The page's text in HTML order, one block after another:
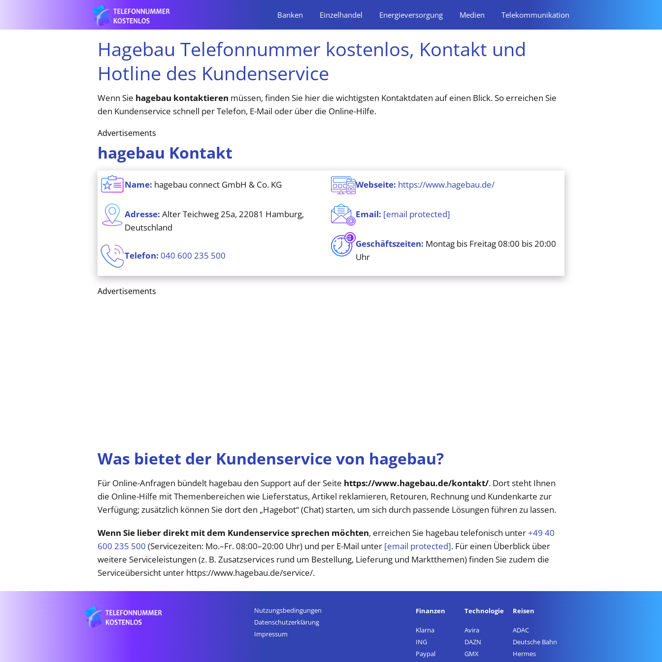
Banken Einzelhandel Energieversorgung Medien Telekommunikation
Hagebau Telefonnummer kostenlos, Kontakt und
Hotline des Kundenservice
Wenn Sie hagebau kontaktieren müssen, finden Sie hier die wichtigsten Kontaktdaten auf einen Blick. So erreichen Sie
den Kundenservice schnell per Telefon, E-Mail oder über die Online-Hilfe.
Advertisements
hagebau Kontakt
Name: hagebau connect GmbH & Co. KG
Adresse: Alter Teichweg 25a, 22081 Hamburg,
Deutschland
Telefon: 040 600 235 500
Webseite: https://www.hagebau.de/
Email: [email protected]
Geschäftszeiten: Montag bis Freitag 08:00 bis 20:00
Uhr
Advertisements
Was bietet der Kundenservice von hagebau?
Für Online-Anfragen bündelt hagebau den Support auf der Seite https://www.hagebau.de/kontakt/. Dort steht Ihnen
die Online-Hilfe mit Themenbereichen wie Lieferstatus, Artikel reklamieren, Retouren, Rechnung und Kundenkarte zur
Verfügung; zusätzlich können Sie dort den „Hagebot“ (Chat) starten, um sich durch passende Lösungen führen zu lassen.
Wenn Sie lieber direkt mit dem Kundenservice sprechen möchten, erreichen Sie hagebau telefonisch unter+49 40
600 235 500 (Servicezeiten: Mo.–Fr. 08:00–20:00 Uhr) und per E-Mail unter [email protected]. Für einen Überblick über
weitere Serviceleistungen (z. B. Zusatzservices rund um Bestellung, Lieferung und Marktthemen) finden Sie zudem die
Serviceübersicht unter https://www.hagebau.de/service/.
Nutzungsbedingungen
Datenschutz­erklärung
Impressum
Finanzen
Klarna
ING
Paypal
Technologie
Avira
DAZN
GMX
Reisen
ADAC
Deutsche Bahn
Hermes